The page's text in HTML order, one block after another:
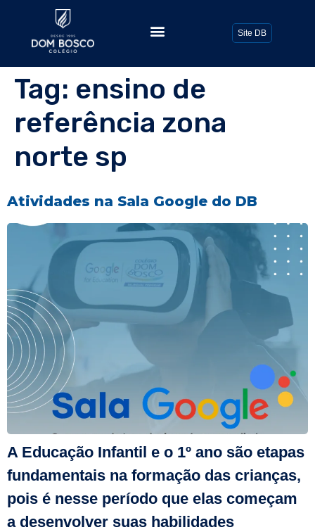
Site DB
Tag: ensino de
referência zona
norte sp
Atividades na Sala Google do DB
A Educação Infantil e o 1º ano são etapas
fundamentais na formação das crianças,
pois é nesse período que elas começam
a desenvolver suas habilidades